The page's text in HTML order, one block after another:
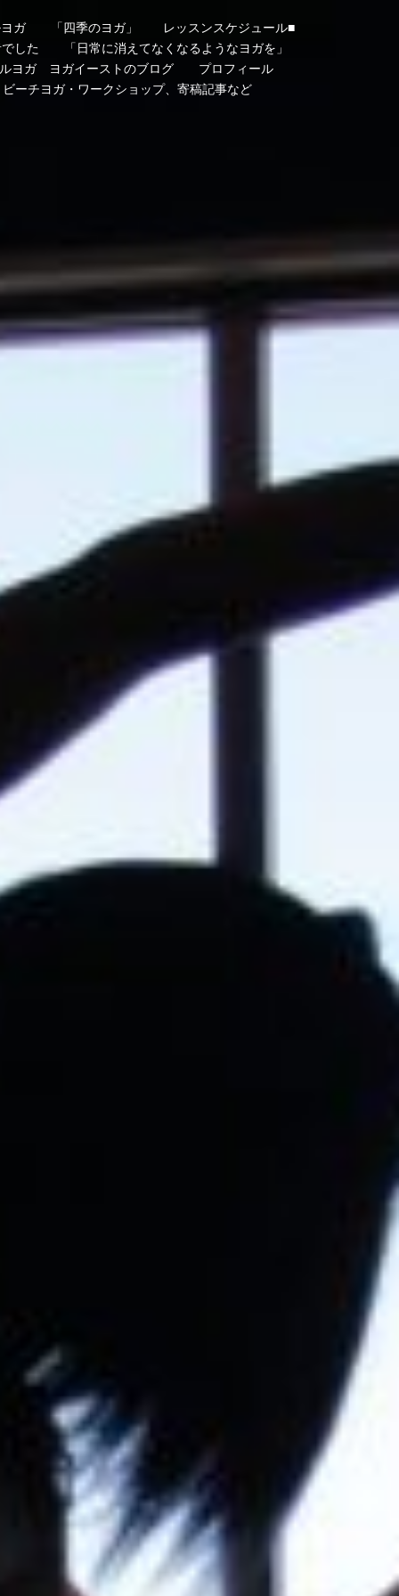
ガ 「四季のヨガ」
レッスンスケジュール■
した
「日常に消えてなくなるようなヨガを」
ヨガ ヨガイーストのブログ
プロフィール
ーチヨガ・ワークショップ、寄稿記事など